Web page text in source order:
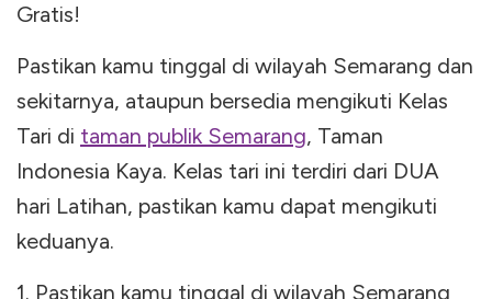
Gratis!
Pastikan kamu tinggal di wilayah Semarang dan
sekitarnya, ataupun bersedia mengikuti Kelas
Tari di taman publik Semarang, Taman
Indonesia Kaya. Kelas tari ini terdiri dari DUA
hari Latihan, pastikan kamu dapat mengikuti
keduanya.
1. Pastikan kamu tinggal di wilayah Semarang